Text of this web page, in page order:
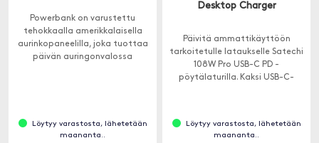
Powerbank on varustettu
tehokkaalla amerikkalaisella
aurinkopaneelilla, joka tuottaa
päivän auringonvalossa
Löytyy varastosta, lähetetään
maananta..
Desktop Charger
Päivitä ammattikäyttöön
tarkoitetulle lataukselle Satechi
108W Pro USB-C PD -
pöytälaturilla. Kaksi USB-C-
nopeudella - ilman virranjakoa.
Löytyy varastosta, lähetetään
maananta..